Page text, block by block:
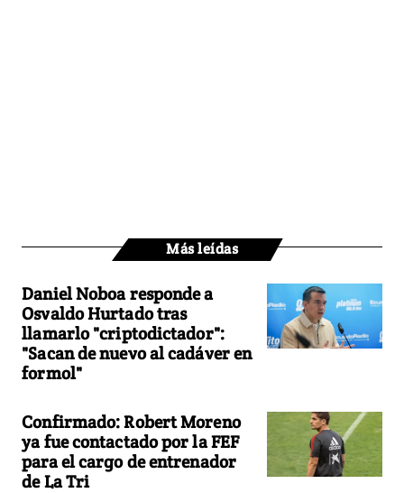
Más leídas
Daniel Noboa responde a
Osvaldo Hurtado tras
llamarlo "criptodictador":
"Sacan de nuevo al cadáver en
formol"
Confirmado: Robert Moreno
ya fue contactado por la FEF
para el cargo de entrenador
de La Tri